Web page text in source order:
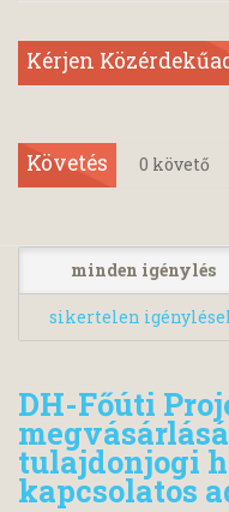
Kérjen
Követés 0 követő
minden igénylés
sikertelen
DH-Főúti
tulajdonjogi
kapcsolatos